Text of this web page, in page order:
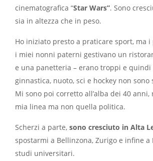
cinematografica “Star Wars”. Sono
sia in altezza che in peso.
Ho iniziato presto a praticare sport, ma i
i miei nonni paterni gestivano un
e una panetteria – erano troppi e quindi
ginnastica, nuoto, sci e hockey non sono
Mi sono poi corretto all’alba dei 40
mia linea ma non quella politica.
Scherzi a parte, sono cresciuto in Alta
spostarmi a Bellinzona, Zurigo e infine a
studi universitari.